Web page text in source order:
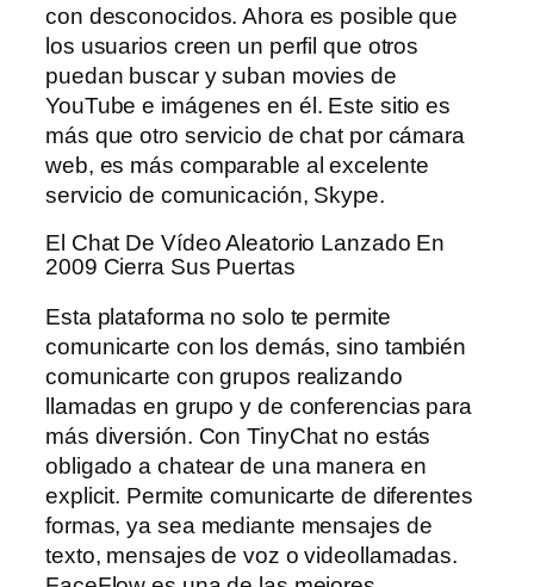
con desconocidos. Ahora es posible que
los usuarios creen un perfil que otros
puedan buscar y suban movies de
YouTube e imágenes en él. Este sitio es
más que otro servicio de chat por cámara
web, es más comparable al excelente
servicio de comunicación, Skype.
El Chat De Vídeo Aleatorio Lanzado En
2009 Cierra Sus Puertas
Esta plataforma no solo te permite
comunicarte con los demás, sino también
comunicarte con grupos realizando
llamadas en grupo y de conferencias para
más diversión. Con TinyChat no estás
obligado a chatear de una manera en
explicit. Permite comunicarte de diferentes
formas, ya sea mediante mensajes de
texto, mensajes de voz o videollamadas.